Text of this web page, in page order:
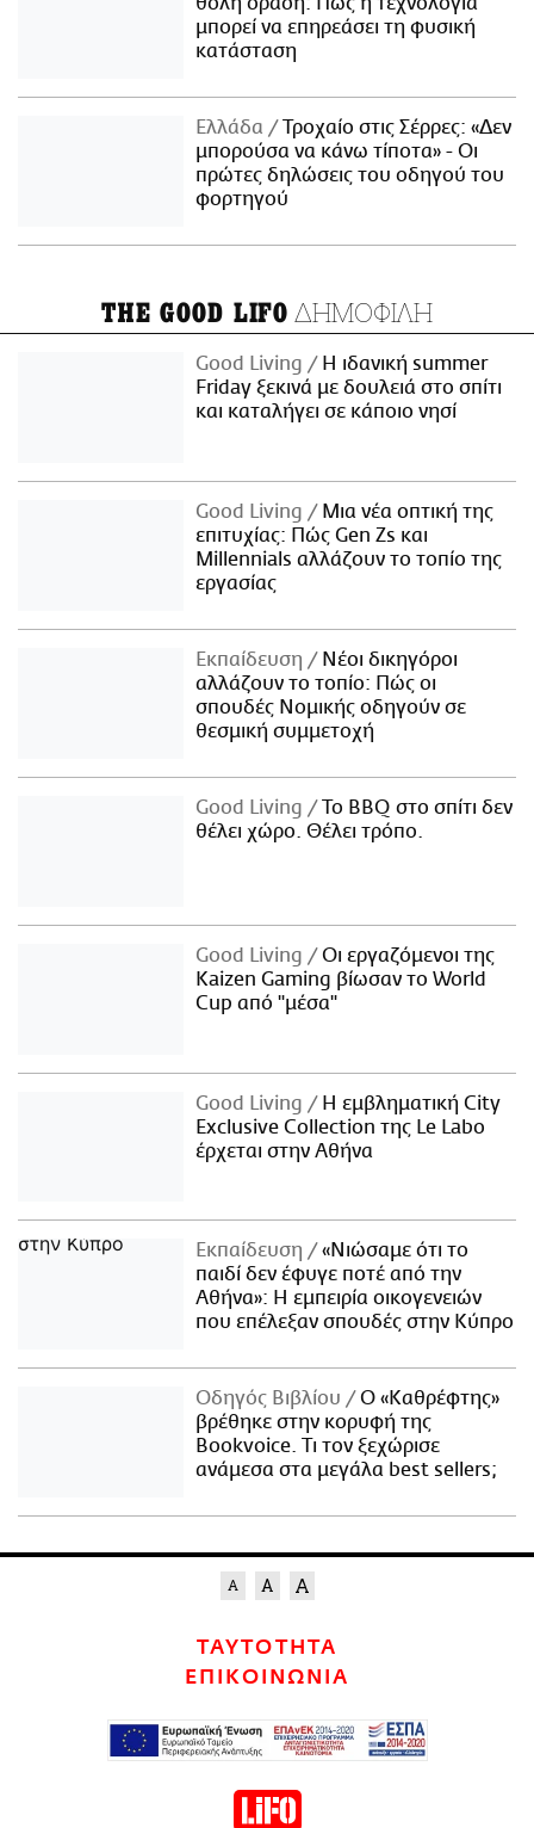
μπορεί να επηρεάσει τη φυσική
κατάσταση
Ελλάδα
Τροχαίο στις Σέρρες: «Δεν
μπορούσα να κάνω τίποτα» - Οι
πρώτες δηλώσεις του οδηγού του
φορτηγού
THE GOOD LIFO ΔΗΜΟΦΙΛΗ
Good Living
Η ιδανική summer
Friday ξεκινά με δουλειά στο σπίτι
και καταλήγει σε κάποιο νησί
Good Living
Μια νέα οπτική της
επιτυχίας: Πώς Gen Zs και
Millennials αλλάζουν το τοπίο της
εργασίας
Εκπαίδευση
Νέοι δικηγόροι
αλλάζουν το τοπίο: Πώς οι
σπουδές Νομικής οδηγούν σε
θεσμική συμμετοχή
Good Living
Το BBQ στο σπίτι δεν
θέλει χώρο. Θέλει τρόπο.
Good Living
Οι εργαζόμενοι της
Kaizen Gaming βίωσαν το World
Cup από "μέσα"
Good Living
Η εμβληματική City
Exclusive Collection της Le Labo
έρχεται στην Αθήνα
Εκπαίδευση
«Νιώσαμε ότι το
παιδί δεν έφυγε ποτέ από την
Αθήνα»: Η εμπειρία οικογενειών
που επέλεξαν σπουδές στην Κύπρο
Οδηγός Βιβλίου
Ο «Καθρέφτης»
βρέθηκε στην κορυφή της
Bookvoice. Τι τον ξεχώρισε
ανάμεσα στα μεγάλα best sellers;
ΤΑΥΤΟΤΗΤΑ
ΕΠΙΚΟΙΝΩΝΙΑ